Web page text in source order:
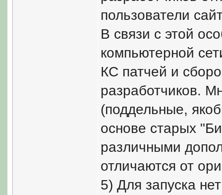
пользователи
В связи с этой
компьютерной
КС патчей и
разработчиков.
(поддельные,
основе старых
различными
отличаются от
5) Для запуска